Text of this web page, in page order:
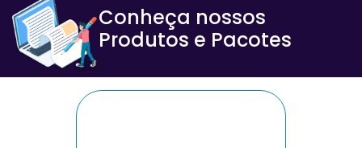
Conheça nossos
Produtos e Pacotes